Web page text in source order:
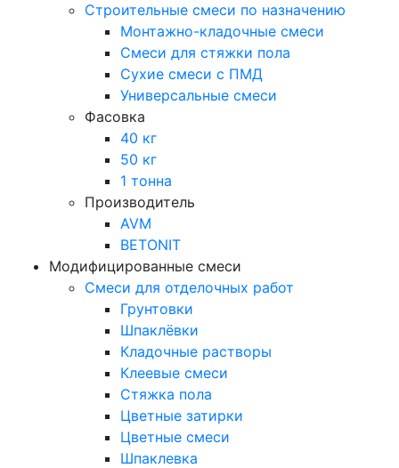
Строительные смеси по назначению
Монтажно-кладочные смеси
Смеси для стяжки пола
Сухие смеси с ПМД
Универсальные смеси
Фасовка
40 кг
50 кг
1 тонна
Производитель
AVM
BETONIT
Модифицированные смеси
Смеси для отделочных работ
Грунтовки
Шпаклёвки
Кладочные растворы
Клеевые смеси
Стяжка пола
Цветные затирки
Цветные смеси
Шпаклевка